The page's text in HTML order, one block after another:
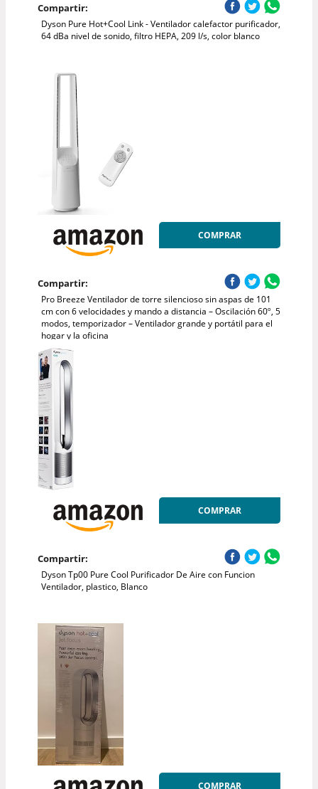
Compartir:
Dyson Pure Hot+Cool Link - Ventilador calefactor purificador,
64 dBa nivel de sonido, filtro HEPA, 209 l/s, color blanco
COMPRAR
Compartir:
Pro Breeze Ventilador de torre silencioso sin aspas de 101
cm con 6 velocidades y mando a distancia – Oscilación 60º, 5
modos, temporizador – Ventilador grande y portátil para el
hogar y la oficina
COMPRAR
Compartir:
Dyson Tp00 Pure Cool Purificador De Aire con Funcion
Ventilador, plastico, Blanco
COMPRAR